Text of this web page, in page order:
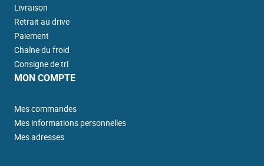
Livraison
Retrait au drive
Paiement
Chaîne du froid
Consigne de tri
MON COMPTE
Mes commandes
Mes informations personnelles
Mes adresses